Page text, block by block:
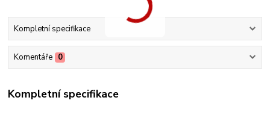
Kompletní specifikace
Komentáře 0
Kompletní specifikace